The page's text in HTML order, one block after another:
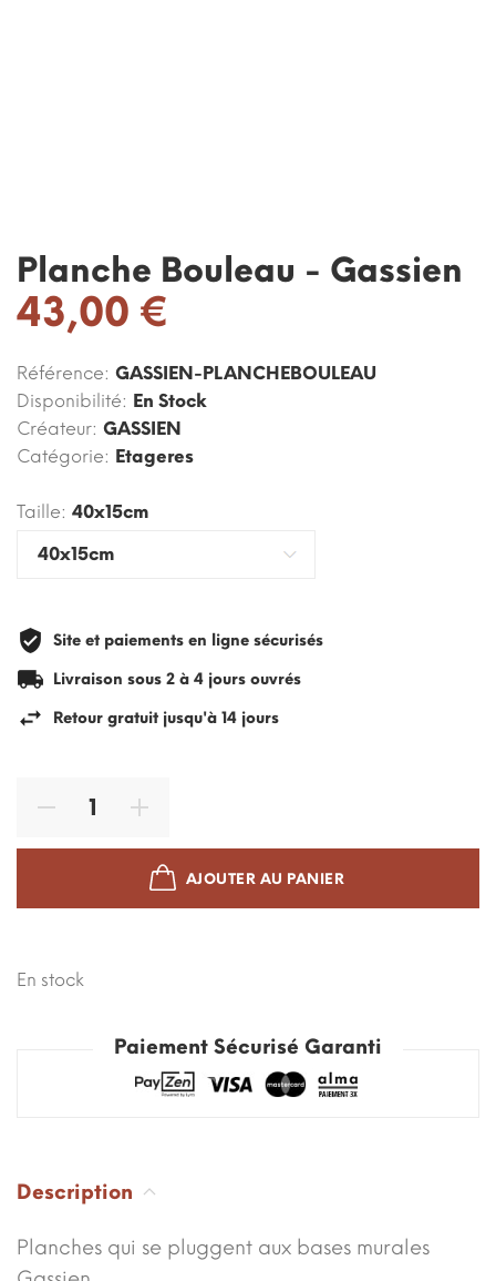
Planche Bouleau - Gassien
43,00 €
Référence: GASSIEN-PLANCHEBOULEAU
Disponibilité: En Stock
Créateur: GASSIEN
Catégorie: Etageres
Taille: 40x15cm
Site et paiements en ligne sécurisés
Livraison sous 2 à 4 jours ouvrés
Retour gratuit jusqu'à 14 jours
AJOUTER AU PANIER
En stock
Paiement Sécurisé Garanti
Description
Planches qui se pluggent aux bases murales